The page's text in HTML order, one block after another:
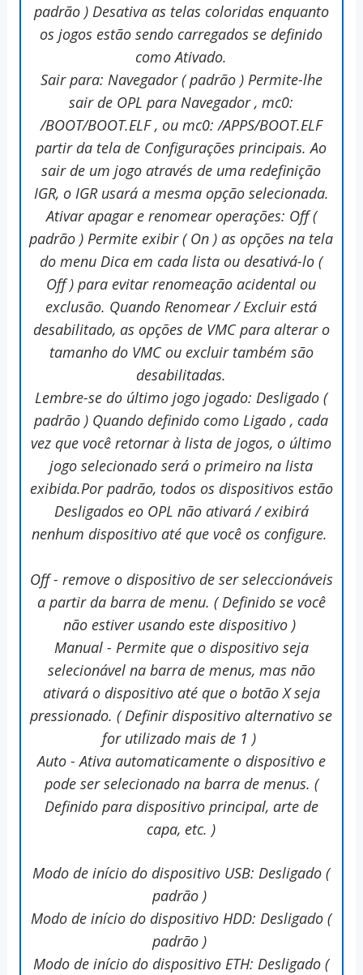
padrão ) Desativa as telas coloridas enquanto
os jogos estão sendo carregados se definido
como Ativado.
Sair para: Navegador ( padrão ) Permite-lhe
sair de OPL para Navegador , mc0:
/BOOT/BOOT.ELF , ou mc0: /APPS/BOOT.ELF
partir da tela de Configurações principais. Ao
sair de um jogo através de uma redefinição
IGR, o IGR usará a mesma opção selecionada.
Ativar apagar e renomear operações: Off (
padrão ) Permite exibir ( On ) as opções na tela
do menu Dica em cada lista ou desativá-lo (
Off ) para evitar renomeação acidental ou
exclusão. Quando Renomear / Excluir está
desabilitado, as opções de VMC para alterar o
tamanho do VMC ou excluir também são
desabilitadas.
Lembre-se do último jogo jogado: Desligado (
padrão ) Quando definido como Ligado , cada
vez que você retornar à lista de jogos, o último
jogo selecionado será o primeiro na lista
exibida.Por padrão, todos os dispositivos estão
Desligados eo OPL não ativará / exibirá
nenhum dispositivo até que você os configure.
Off - remove o dispositivo de ser seleccionáveis
a partir da barra de menu. ( Definido se você
não estiver usando este dispositivo )
Manual - Permite que o dispositivo seja
selecionável na barra de menus, mas não
ativará o dispositivo até que o botão X seja
pressionado. ( Definir dispositivo alternativo se
for utilizado mais de 1 )
Auto - Ativa automaticamente o dispositivo e
pode ser selecionado na barra de menus. (
Definido para dispositivo principal, arte de
capa, etc. )
Modo de início do dispositivo USB: Desligado (
padrão )
Modo de início do dispositivo HDD: Desligado (
padrão )
Modo de início do dispositivo ETH: Desligado (